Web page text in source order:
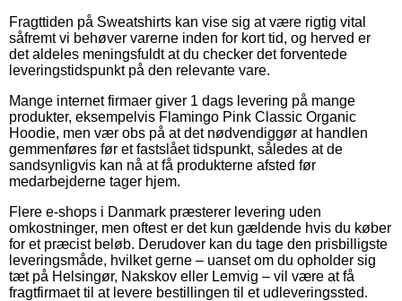
Fragttiden på Sweatshirts kan vise sig at være rigtig vital
såfremt vi behøver varerne inden for kort tid, og herved er
det aldeles meningsfuldt at du checker det forventede
leveringstidspunkt på den relevante vare.
Mange internet firmaer giver 1 dags levering på mange
produkter, eksempelvis Flamingo Pink Classic Organic
Hoodie, men vær obs på at det nødvendiggør at handlen
gemmenføres før et fastslået tidspunkt, således at de
sandsynligvis kan nå at få produkterne afsted før
medarbejderne tager hjem.
Flere e-shops i Danmark præsterer levering uden
omkostninger, men oftest er det kun gældende hvis du køber
for et præcist beløb. Derudover kan du tage den prisbilligste
leveringsmåde, hvilket gerne – uanset om du opholder sig
tæt på Helsingør, Nakskov eller Lemvig – vil være at få
fragtfirmaet til at levere bestillingen til et udleveringssted.